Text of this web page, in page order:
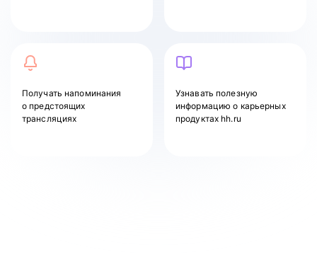
Получать напоминания
о предстоящих
трансляциях
Узнавать полезную
информацию о карьерных
продуктах hh.ru